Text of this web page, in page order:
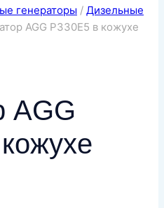
генераторы / Дизельные
AGG P330E5 в кожухе
AGG